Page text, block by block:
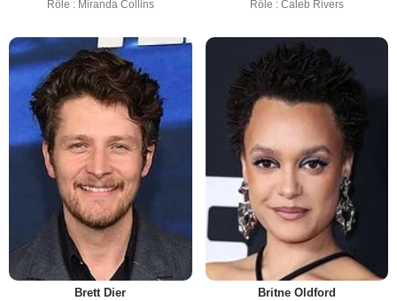
Rôle : Miranda Collins Rôle : Caleb Rivers
Brett Dier Britne Oldford